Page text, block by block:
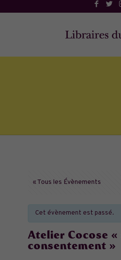
« Tous les Évènements
Cet évènement est passé.
Atelier Cocose
consentement »